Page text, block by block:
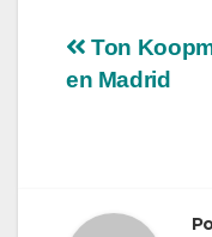
Ton
en Madrid